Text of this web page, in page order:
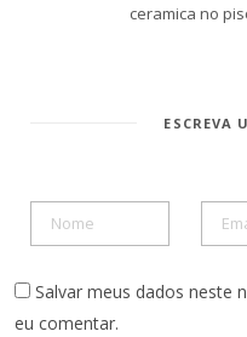
ceramica no
ESCREVA
Salvar meus dados neste
eu comentar.